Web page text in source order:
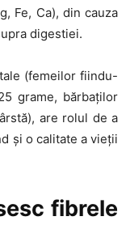
Fe, Ca), din cauza
digestiei.
(femeilor fiindu-
grame, bărbaților
are rolul de a
și o calitate a vieții
fibrele